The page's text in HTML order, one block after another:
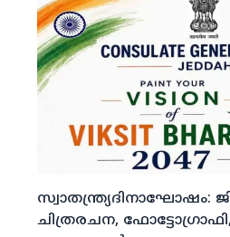
സ്വാതന്ത്ര്യദിനാഘോഷം:
ചിത്രരചന,